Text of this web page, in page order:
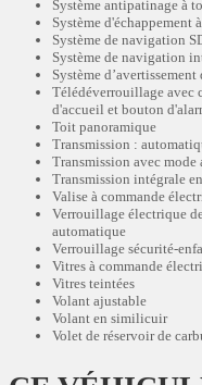
Système antipatinage à
Système d'échappement
Système de navigation
Système de navigation
Système
Télédéverrouillage avec
d'accueil et bouton
Toit panoramique
Transmission :
Transmission avec
Transmission intégrale
Valise à commande
Verrouillage électrique
automatique
Verrouillage sécurité-
Vitres à commande
Vitres teintées
Volant ajustable
Volant en similicuir
Volet de réservoir de